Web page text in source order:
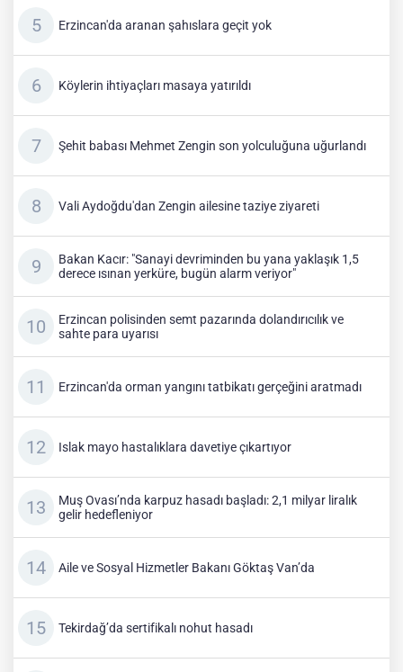
Erzincan'da aranan şahıslara geçit yok
Köylerin ihtiyaçları masaya yatırıldı
Şehit babası Mehmet Zengin son yolculuğuna uğurlandı
Vali Aydoğdu'dan Zengin ailesine taziye ziyareti
Bakan Kacır: "Sanayi devriminden bu yana yaklaşık 1,5
derece ısınan yerküre, bugün alarm veriyor"
Erzincan polisinden semt pazarında dolandırıcılık ve
sahte para uyarısı
Erzincan'da orman yangını tatbikatı gerçeğini aratmadı
Islak mayo hastalıklara davetiye çıkartıyor
Muş Ovası’nda karpuz hasadı başladı: 2,1 milyar liralık
gelir hedefleniyor
Aile ve Sosyal Hizmetler Bakanı Göktaş Van’da
Tekirdağ’da sertifikalı nohut hasadı